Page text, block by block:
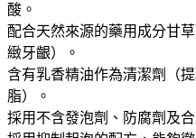
膏
含
傳
明
酸
預
酸。
配合天然來源的藥用成分甘
緻牙齦）。
含有乳香精油作為清潔劑（
脂）。
採用不含發泡劑、防腐劑及